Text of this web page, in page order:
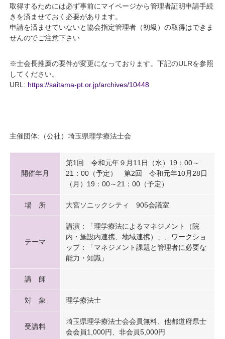
取得するためには必ず事前にマイページから管理者証明申請手続
きを済ませておく必要があります。
申請を済ませていないと協会指定管理者（初級）の取得はできま
せんのでご注意下さい
※士会長推薦の要件が変更になっております。下記のULRを参照
してください。
URL: https://saitama-pt.or.jp/archives/10448
主催団体:（公社）埼玉県理学療法士会
開催年月
第1回 令和元年９月11日（水）19：00～
21：00（予定） 第2回 令和元年10月28日
（月）19：00～21：00（予定）
場 所 大宮ソニックシティ 905会議室
テーマ
講演：「理学療法によるマネジメント（院
内・施設内連携、地域連携）」、ワークショ
ップ：「マネジメント課題と管理者に必要な
能力・知識」
講 師
対 象 理学療法士
受講料
埼玉県理学療法士会会員無料、他都道府県士
会会員1,000円、非会員5,000円